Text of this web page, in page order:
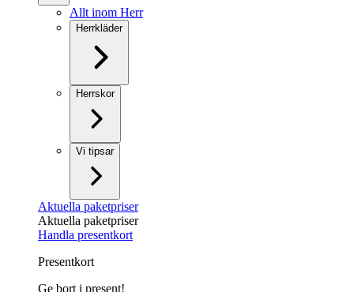
Allt inom Herr
Herrkläder
Herrskor
Vi tipsar
Aktuella paketpriser
Aktuella paketpriser
Handla presentkort
Presentkort
Ge bort i present!